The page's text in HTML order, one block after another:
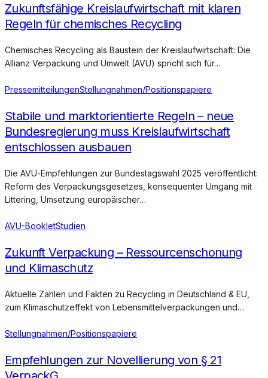
Zukunftsfähige Kreislaufwirtschaft mit klaren
Regeln für chemisches Recycling
Chemisches Recycling als Baustein der Kreislaufwirtschaft: Die
Allianz Verpackung und Umwelt (AVU) spricht sich für…
PressemitteilungenStellungnahmen/Positionspapiere
Stabile und marktorientierte Regeln – neue
Bundesregierung muss Kreislaufwirtschaft
entschlossen ausbauen
Die AVU-Empfehlungen zur Bundestagswahl 2025 veröffentlicht:
Reform des Verpackungsgesetzes, konsequenter Umgang mit
Littering, Umsetzung europäischer…
AVU-BookletStudien
Zukunft Verpackung – Ressourcenschonung
und Klimaschutz
Aktuelle Zahlen und Fakten zu Recycling in Deutschland & EU,
zum Klimaschutzeffekt von Lebensmittelverpackungen und…
Stellungnahmen/Positionspapiere
Empfehlungen zur Novellierung von § 21